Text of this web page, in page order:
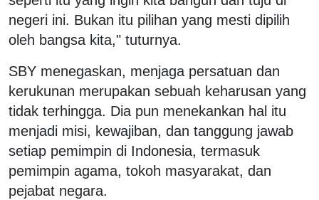
negeri ini. Bukan itu pilihan yang mesti dipilih
oleh bangsa kita," tuturnya.
SBY menegaskan, menjaga persatuan dan
kerukunan merupakan sebuah keharusan yang
tidak terhingga. Dia pun menekankan hal itu
menjadi misi, kewajiban, dan tanggung jawab
setiap pemimpin di Indonesia, termasuk
pemimpin agama, tokoh masyarakat, dan
pejabat negara.